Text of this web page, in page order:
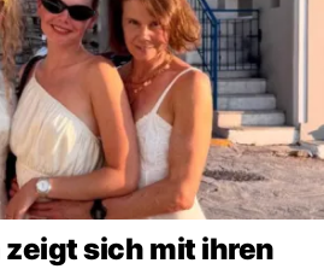
zeigt sich mit ihren